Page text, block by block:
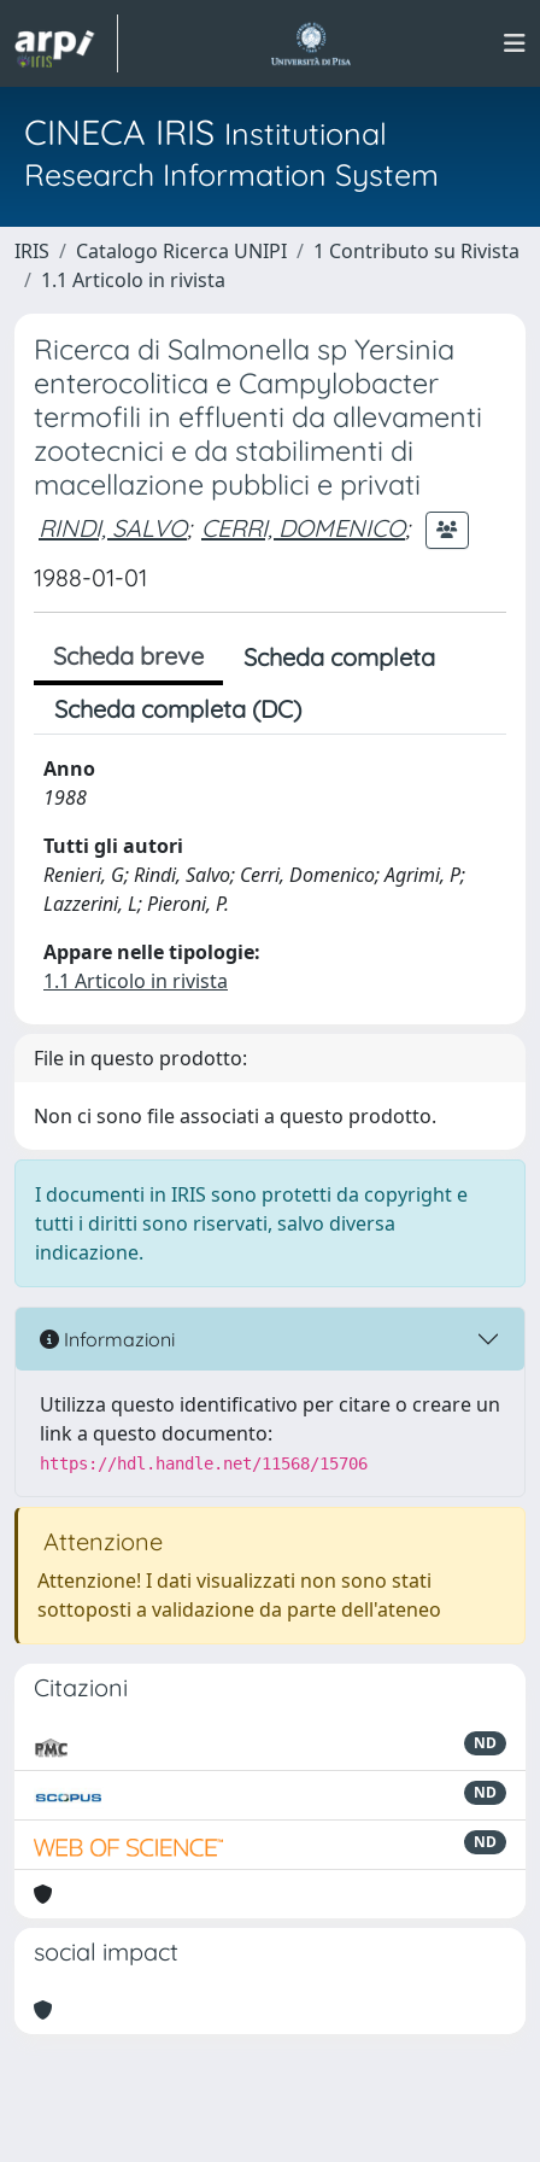
CINECA IRIS Institutional
Research Information System
IRIS Catalogo Ricerca UNIPI
1 Contributo su Rivista
1.1 Articolo in rivista
Ricerca di Salmonella sp Yersinia
enterocolitica e Campylobacter
termofili in effluenti da allevamenti
zootecnici e da stabilimenti di
macellazione pubblici e privati
RINDI, SALVO; CERRI, DOMENICO;
1988-01-01
Scheda breve
Scheda completa
Scheda completa (DC)
Anno
1988
Tutti gli autori
Renieri, G; Rindi, Salvo; Cerri, Domenico; Agrimi, P;
Lazzerini, L; Pieroni, P.
Appare nelle tipologie:
1.1 Articolo in rivista
File in questo prodotto:
Non ci sono file associati a questo prodotto.
I documenti in IRIS sono protetti da copyright e
tutti i diritti sono riservati, salvo diversa
indicazione.
Informazioni
Utilizza questo identificativo per citare o creare un
link a questo documento:
https://hdl.handle.net/11568/15706
Attenzione
Attenzione! I dati visualizzati non sono stati
sottoposti a validazione da parte dell'ateneo
Citazioni
ND
ND
ND
social impact